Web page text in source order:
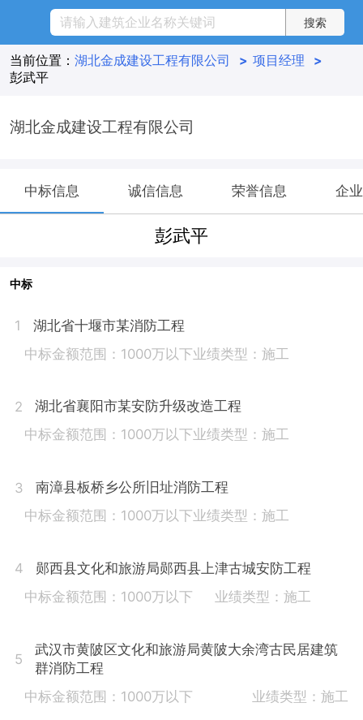
当前位置： 湖北金成建设工程有限公司 > 项目经理
>
彭武平
湖北金成建设工程有限公司
中标信息 诚信信息 荣誉信息 企
彭武平
中标
1
湖北省十堰市某消防工程
中标金额范围：1000万以下业绩类型：施工
2
湖北省襄阳市某安防升级改造工程
中标金额范围：1000万以下业绩类型：施工
3
南漳县板桥乡公所旧址消防工程
中标金额范围：1000万以下业绩类型：施工
4
郧西县文化和旅游局郧西县上津古城安防工程
中标金额范围：1000万以下
业绩类型：施工
5
武汉市黄陂区文化和旅游局黄陂大余湾古民居建筑
群消防工程
中标金额范围：1000万以下
业绩类型：施工